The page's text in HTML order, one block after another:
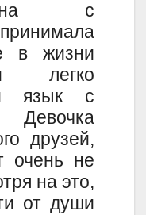
с
в жизни
легко
язык с
друзей,
очень не
на это,
от души